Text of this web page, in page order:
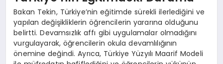
Bakan Tekin, Türkiye’nin eğitimde sürekli ilerlediğini ve
yapılan değişikliklerin öğrencilerin yararına olduğunu
belirtti. Devamsızlık affı gibi uygulamalar olmadığını
vurgulayarak, öğrencilerin okula devamlılığının
önemine değindi. Ayrıca, Türkiye Yüzyılı Maarif Modeli